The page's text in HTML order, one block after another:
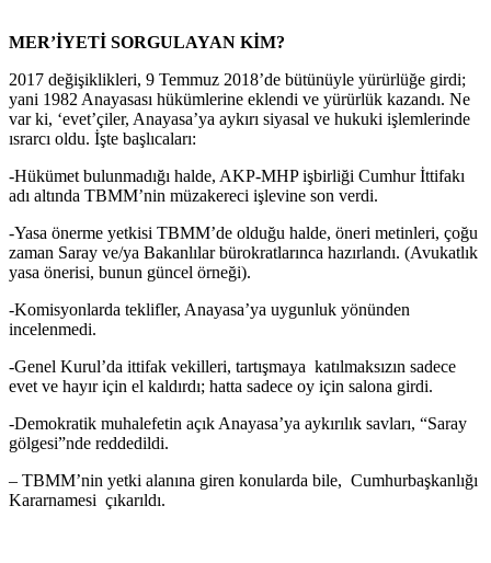
MER’İYETİ SORGULAYAN KİM?
2017 değişiklikleri, 9 Temmuz 2018’de bütünüyle yürürlüğe girdi;
yani 1982 Anayasası hükümlerine eklendi ve yürürlük kazandı. Ne
var ki, ‘evet’çiler, Anayasa’ya aykırı siyasal ve hukuki işlemlerinde
ısrarcı oldu. İşte başlıcaları:
-Hükümet bulunmadığı halde, AKP-MHP işbirliği Cumhur İttifakı
adı altında TBMM’nin müzakereci işlevine son verdi.
-Yasa önerme yetkisi TBMM’de olduğu halde, öneri metinleri, çoğu
zaman Saray ve/ya Bakanlılar bürokratlarınca hazırlandı. (Avukatlık
yasa önerisi, bunun güncel örneği).
-Komisyonlarda teklifler, Anayasa’ya uygunluk yönünden
incelenmedi.
-Genel Kurul’da ittifak vekilleri, tartışmaya katılmaksızın sadece
evet ve hayır için el kaldırdı; hatta sadece oy için salona girdi.
-Demokratik muhalefetin açık Anayasa’ya aykırılık savları, “Saray
gölgesi”nde reddedildi.
– TBMM’nin yetki alanına giren konularda bile, Cumhurbaşkanlığı
Kararnamesi çıkarıldı.